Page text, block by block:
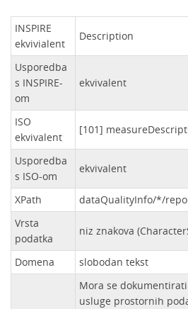
INSPIRE
ekvivialent
Description
Usporedba
s INSPIRE-
om
ekvivalent
ISO
ekvivalent
[101]
Usporedba
s ISO-om
ekvivalent
XPath
dataQualityInfo/*/
Vrsta
podatka
niz znakova
Domena slobodan tekst
Mora se
usluge prostornih